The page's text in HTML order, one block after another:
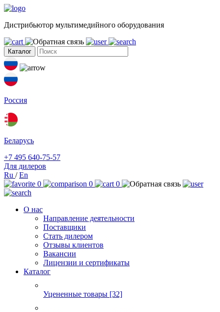
Дистрибьютор мультимедийного оборудования
Каталог
Россия
Беларусь
+7 495 640-75-57
Для дилеров
Ru /En
0
0 0
О нас
Направление деятельности
Поставщики
Стать дилером
Отзывы клиентов
Вакансии
Лицензии и сертификаты
Каталог
Уцененные товары [32]